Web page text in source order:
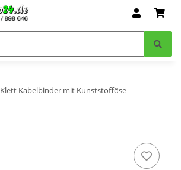
Klett Kabelbinder mit Kunststofföse